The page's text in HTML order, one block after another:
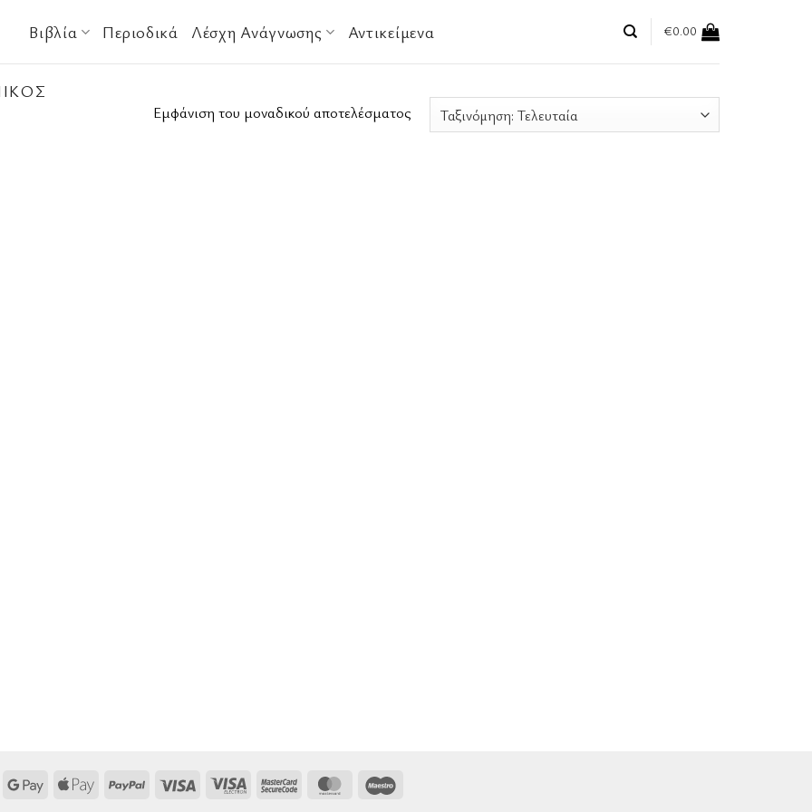
Βιβλία Περιοδικά Λέσχη Ανάγνωσης Αντικείμενα €0.00
Εμφάνιση του μοναδικού αποτελέσματος
Google Apple
PayPal Visa
Visa
MasterCardMasterCard